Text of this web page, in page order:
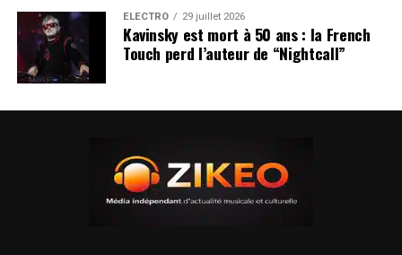
ÉLECTRO 29 juillet 2026
Kavinsky est mort à 50 ans : la French
Touch perd l’auteur de “Nightcall”